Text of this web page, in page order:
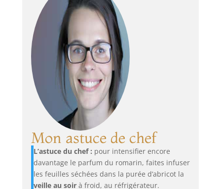
Mon astuce de chef
L’astuce du chef : pour intensifier encore
davantage le parfum du romarin, faites infuser
les feuilles séchées dans la purée d’abricot la
veille au soirà froid, au réfrigérateur.